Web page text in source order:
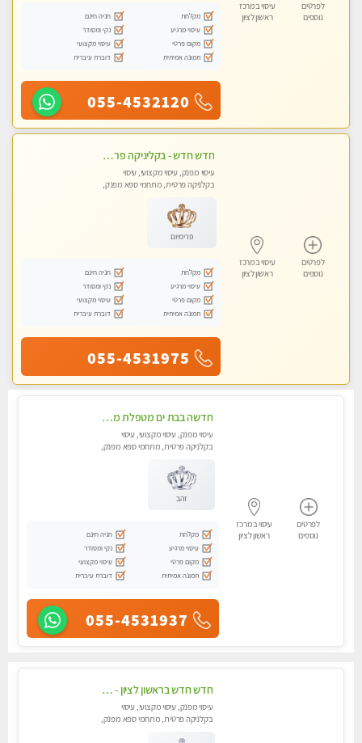
לפרטים
נוספים
עיסוי במרכז
ראשון לציון
מקלחת
חניה חינם
עיסוי מרגיע
נקי ומסודר
מקום פרטי
עיסוי מקצועי
תמונה אמיתית
דוברת עיברית
055-4532120
לפרטים
נוספים
עיסוי במרכז
ראשון לציון
חדש חדש - בקליניקה פרטית בבת ים עיסוי לחידוש אנרגיות עיסוי מקצועי מומלץ מאוד ללא מין !!
עיסוי מפנק, עיסוי מקצועי, עיסוי
בקלניקה פרטית, מתחמי ספא מפנק,
פרימיום
מקלחת
חניה חינם
עיסוי מרגיע
נקי ומסודר
מקום פרטי
עיסוי מקצועי
תמונה אמיתית
דוברת עיברית
055-4531975
לפרטים
נוספים
עיסוי במרכז
ראשון לציון
חדשה בבת ים מטפלת מקצוענית ידי זהב VIP-מומלץ לחלוטין! פרטי! ​​​​​​ Highly recommended
עיסוי מפנק, עיסוי מקצועי, עיסוי
בקלניקה פרטית, מתחמי ספא מפנק,
זהב
מקלחת
חניה חינם
עיסוי מרגיע
נקי ומסודר
מקום פרטי
עיסוי מקצועי
תמונה אמיתית
דוברת עיברית
055-4531937
חדש חדש בראשון לציון - כל סוגי העיסויים מעסה מקצועית ואיכותית פרטי!!!לא עונה לחסוי !
עיסוי מפנק, עיסוי מקצועי, עיסוי
בקלניקה פרטית, מתחמי ספא מפנק,